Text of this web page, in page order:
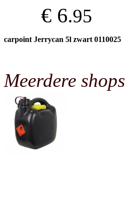
€ 6.95
carpoint Jerrycan 5l zwart 0110025
Meerdere shops